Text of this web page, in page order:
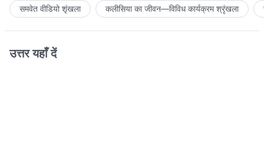
समवेत वीडियो शृंखला कलीसिया का जीवन—विविध कार्यक्रम श्रृंखला
उत्तर यहाँ दें